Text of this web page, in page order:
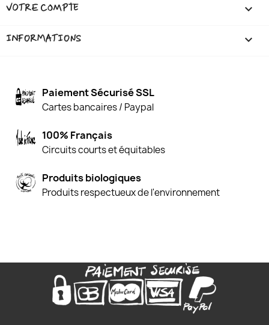
VOTRE COMPTE 
INFORMATIONS keyboard_arrow_down
Paiement Sécurisé SSL
Cartes bancaires / Paypal
100% Français
Circuits courts et équitables
Produits biologiques
Produits respectueux de l'environnement